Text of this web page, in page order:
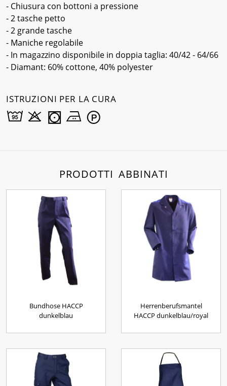
- Chiusura con bottoni a pressione
- 2 tasche petto
- 2 grande tasche
- Maniche regolabile
- In magazzino disponibile in doppia taglia: 40/42 - 64/66
- Diamant: 60% cottone, 40% polyester
ISTRUZIONI PER LA CURA
PRODOTTI ABBINATI
Bundhose HACCP
dunkelblau
Herrenberufsmantel
HACCP dunkelblau/royal